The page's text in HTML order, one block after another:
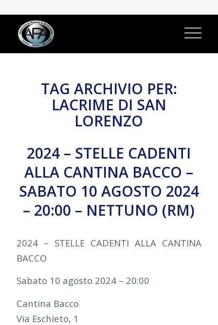
TAG ARCHIVIO PER:
LACRIME DI SAN
LORENZO
2024 – STELLE CADENTI
ALLA CANTINA BACCO –
SABATO 10 AGOSTO 2024
– 20:00 – NETTUNO (RM)
2024 – STELLE CADENTI ALLA CANTINA
BACCO
Sabato 10 agosto 2024 – 20:00
Cantina Bacco
Via Eschieto, 1